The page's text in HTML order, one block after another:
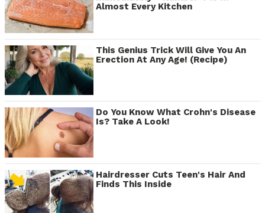
Almost Every Kitchen
This Genius Trick Will Give You An
Erection At Any Age! (Recipe)
Do You Know What Crohn's Disease
Is? Take A Look!
Hairdresser Cuts Teen's Hair And
Finds This Inside